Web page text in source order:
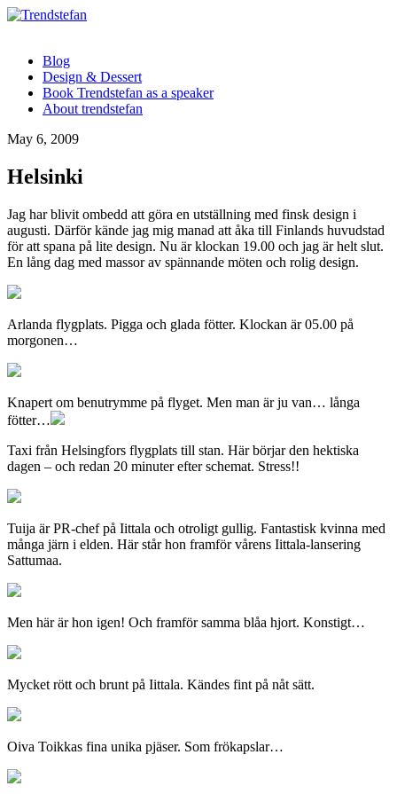
Blog
Design & Dessert
Book Trendstefan as a speaker
About trendstefan
May 6, 2009
Helsinki
Jag har blivit ombedd att göra en utställning med finsk design i
augusti. Därför kände jag mig manad att åka till Finlands huvudstad
för att spana på lite design. Nu är klockan 19.00 och jag är helt slut.
En lång dag med massor av spännande möten och rolig design.
Arlanda flygplats. Pigga och glada fötter. Klockan är 05.00 på
morgonen…
Knapert om benutrymme på flyget. Men man är ju van… långa
fötter…
Taxi från Helsingfors flygplats till stan. Här börjar den hektiska
dagen – och redan 20 minuter efter schemat. Stress!!
Tuija är PR-chef på Iittala och otroligt gullig. Fantastisk kvinna med
många järn i elden. Här står hon framför vårens Iittala-lansering
Sattumaa.
Men här är hon igen! Och framför samma blåa hjort. Konstigt…
Mycket rött och brunt på Iittala. Kändes fint på nåt sätt.
Oiva Toikkas fina unika pjäser. Som frökapslar…